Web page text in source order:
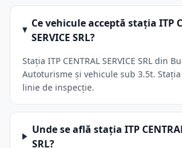
Ce vehicule acceptă stația ITP
SERVICE SRL?
Stația ITP CENTRAL SERVICE SRL din
Autoturisme și vehicule sub 3.5t.
linie de inspecție.
Unde se află stația ITP
SRL?